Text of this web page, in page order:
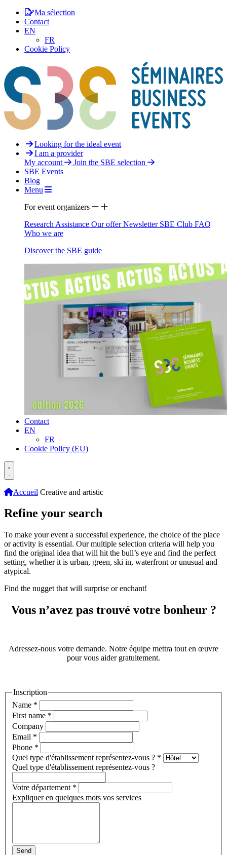
Ma sélection
Contact
EN
FR
Cookie Policy
Looking for the ideal event
I am a provider
My account
Join the SBE selection
SBE Events
Blog
Menu
For event organizers
Research Assistance Our offerNewsletter SBE Club FAQ
Who we are
Discover the SBE guide
Contact
EN
FR
Cookie Policy (EU)
Accueil Creative and artistic
Refine your search
To make your event a successful experience, the choice of the place
or activity is essential. Our multiple selection criteria will help you
find the original idea that will hit the bull’s eye and find the perfect
setting, whether it is urban, green, ski in, waterfront or unusual and
atypical.
Find the nugget that will surprise or enchant!
Vous n’avez pas trouvé votre bonheur ?
Adressez-nous votre demande. Notre équipe mettra tout en œuvre
pour vous aider gratuitement.
Inscription
Name *
First name *
Company
Email *
Phone *
Quel type d'établissement représentez-vous ? *
Quel type d'établissement représentez-vous ?
Votre département *
Expliquer en quelques mots vos services
Send